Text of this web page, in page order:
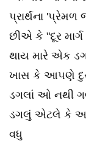
પ્રાર્થના
છીએ કે "દૂર
થાય મારે એક
ખાસ કે આપણે
ડગલાં ઓ નથી
ડગલું એટલે કે
વધુ